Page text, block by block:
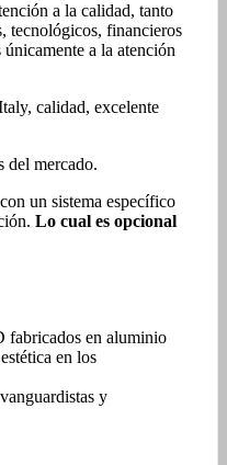
a la calidad, tanto
tecnológicos, financieros
únicamente a la atención
calidad, excelente
del mercado.
un sistema específico
Lo cual es opcional
fabricados en aluminio
en los
y